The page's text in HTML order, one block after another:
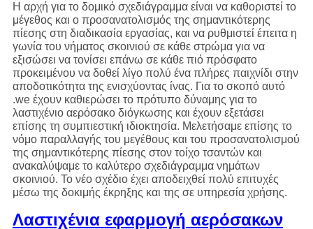
Η αρχή για το δομικό σχεδιάγραμμα είναι να καθοριστεί το
μέγεθος και ο προσανατολισμός της σημαντικότερης
πίεσης στη διαδικασία εργασίας, και να ρυθμιστεί έπειτα η
γωνία του νήματος σκοινιού σε κάθε στρώμα για να
εξισώσει να τονίσει επάνω σε κάθε πιό πρόσφατο
προκειμένου να δοθεί λίγο πολύ ένα πλήρες παιχνίδι στην
αποδοτικότητα της ενισχύοντας ίνας. Για το σκοπό αυτό
.we έχουν καθιερώσει το πρότυπο δύναμης για το
λαστιχένιο αερόσακο διόγκωσης και έχουν εξετάσει
επίσης τη συμπιεστική ιδιοκτησία. Μελετήσαμε επίσης το
νόμο παραλλαγής του μεγέθους και του προσανατολισμού
της σημαντικότερης πίεσης στον τοίχο τσαντών και
ανακαλύψαμε το καλύτερο σχεδιάγραμμα νημάτων
σκοινιού. Το νέο σχέδιο έχει αποδειχθεί πολύ επιτυχές
μέσω της δοκιμής έκρηξης και της σε υπηρεσία χρήσης.
Λαστιχένια εφαρμογή αερόσακων